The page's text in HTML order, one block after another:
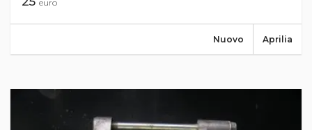
euro
Aprilia
Nuovo